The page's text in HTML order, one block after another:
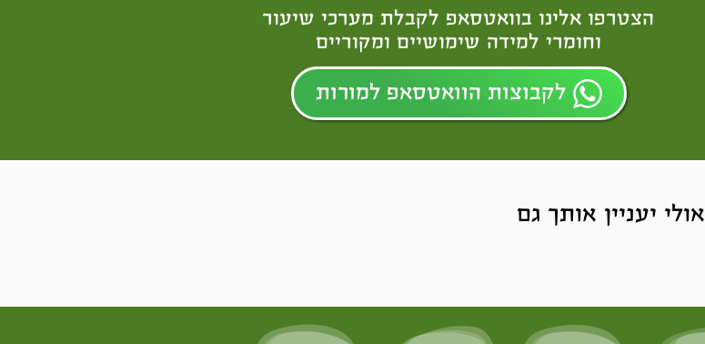
הצטרפו אלינו בוואטסאפ לקבלת מערכי שיעור
וחומרי למידה שימושיים ומקוריים
לקבוצות הוואטסאפ למורות
אולי יעניין אותך גם